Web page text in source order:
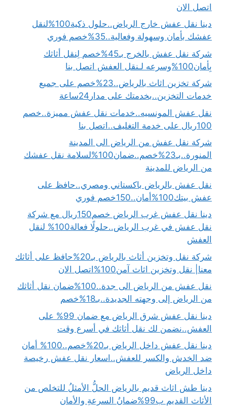
اتصل الان
دينا نقل عفش خارج الرياض..حلول ذكية100%لنقل
عفشك بأمان وسهولة وفعالية..35%خصم فوري
شركة نقل عفش بالخرج بـ45%خصم لِنقل أثاثك
بِأمان100%وسرعه لـنقل العفش اتصل بنا
شركة تخزين اثاث بالرياض..23%خصم على جميع
خدمات التخزين..بخدمتك على مدار24ساعة
نقل عفش المونسيه..خدمات نقل عفش مميزة..خصم
100ريال على خدمة التغليف..اتصل بنا
شركة نقل عفش من الرياض الى المدينة
المنورة..بـ23%خصم..ضمان100%لسلامة نقل عفشك
من الرياض للمدينة
نقل عفش بالرياض باكستاني ومصري..حافظ على
عفش بيتك100%أمان..150خصم فوري
دينا نقل عفش غرب الرياض خصم150ريال مع شركة
نقل عفش في غرب الرياض..حلولًا فعالة100% لنقل
العفش
شركة نقل وتخزين أثاث بالرياض بـ20%حافظ على أثاثك
معنا| نقل وتخزين اثاث آمن100%اتصل الان
نقل عفش من الرياض الى جدة..100%ضمان نقل أثاثك
من الرياض إلى وجهته الجديدة..بـ18%خصم
دينا نقل عفش شرق الرياض مع ضمان 99% على
العفش..نضمن لك نقل أثاثك في أسرع وقت
دينا نقل عفش داخل الرياض بـ20%خصم..100% أمان
ضد الخدش والكسر للعفش..اسعار نقل عفش رخيصة
داخل الرياض
دينا طش اثاث قديم بالرياض الحلُّ الأمثلُ للتخلص من
الأثاث القديم ب99%ضمانُ السرعةِ والأمان